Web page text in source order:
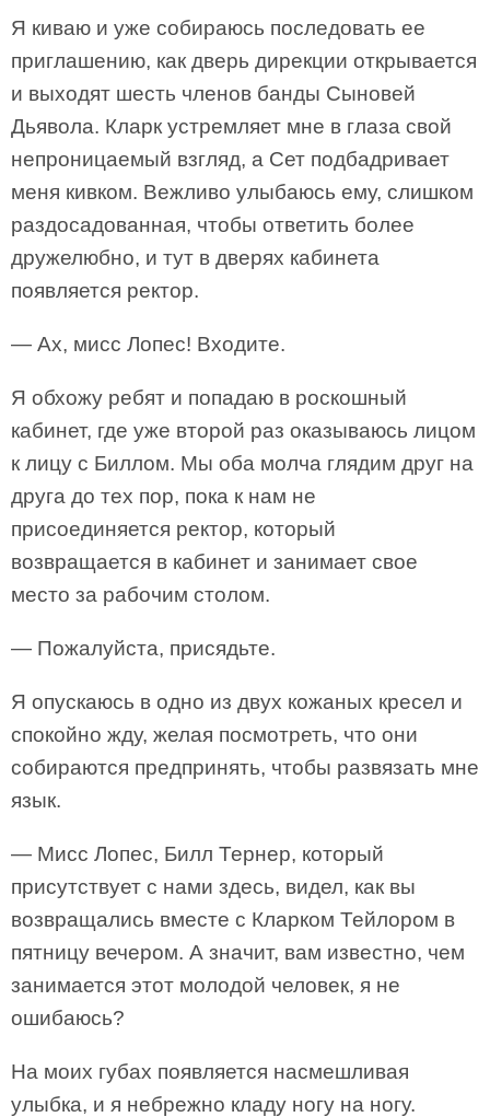
Я киваю и уже собираюсь последовать ее
приглашению, как дверь дирекции открывается
и выходят шесть членов банды Сыновей
Дьявола. Кларк устремляет мне в глаза свой
непроницаемый взгляд, а Сет подбадривает
меня кивком. Вежливо улыбаюсь ему, слишком
раздосадованная, чтобы ответить более
дружелюбно, и тут в дверях кабинета
появляется ректор.
— Ах, мисс Лопес! Входите.
Я обхожу ребят и попадаю в роскошный
кабинет, где уже второй раз оказываюсь лицом
к лицу с Биллом. Мы оба молча глядим друг на
друга до тех пор, пока к нам не
присоединяется ректор, который
возвращается в кабинет и занимает свое
место за рабочим столом.
— Пожалуйста, присядьте.
Я опускаюсь в одно из двух кожаных кресел и
спокойно жду, желая посмотреть, что они
собираются предпринять, чтобы развязать мне
язык.
— Мисс Лопес, Билл Тернер, который
присутствует с нами здесь, видел, как вы
возвращались вместе с Кларком Тейлором в
пятницу вечером. А значит, вам известно, чем
занимается этот молодой человек, я не
ошибаюсь?
На моих губах появляется насмешливая
улыбка, и я небрежно кладу ногу на ногу.